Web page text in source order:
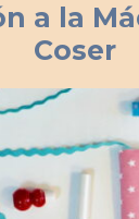
a la
Coser